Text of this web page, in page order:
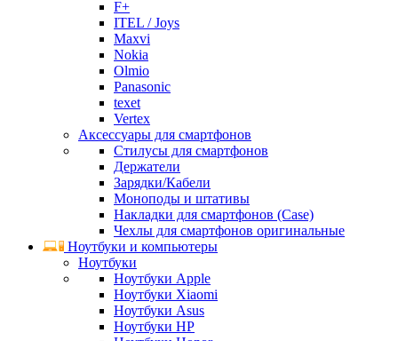
F+
ITEL / Joys
Maxvi
Nokia
Olmio
Panasonic
texet
Vertex
Аксессуары для смартфонов
Стилусы для смартфонов
Держатели
Зарядки/Кабели
Моноподы и штативы
Накладки для смартфонов (Case)
Чехлы для смартфонов оригинальные
Ноутбуки и компьютеры
Ноутбуки
Ноутбуки Apple
Ноутбуки Xiaomi
Ноутбуки Asus
Ноутбуки HP